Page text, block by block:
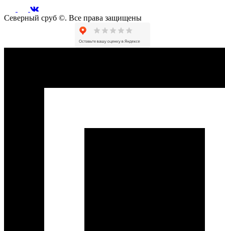
Северный сруб ©. Все права защищены